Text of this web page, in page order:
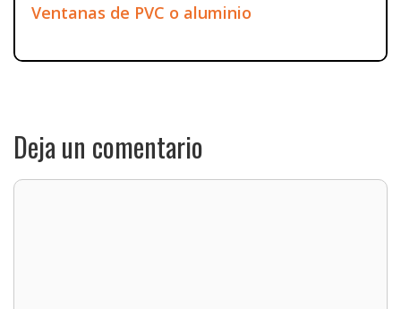
Ventanas de PVC o aluminio
Deja un comentario
Comentario